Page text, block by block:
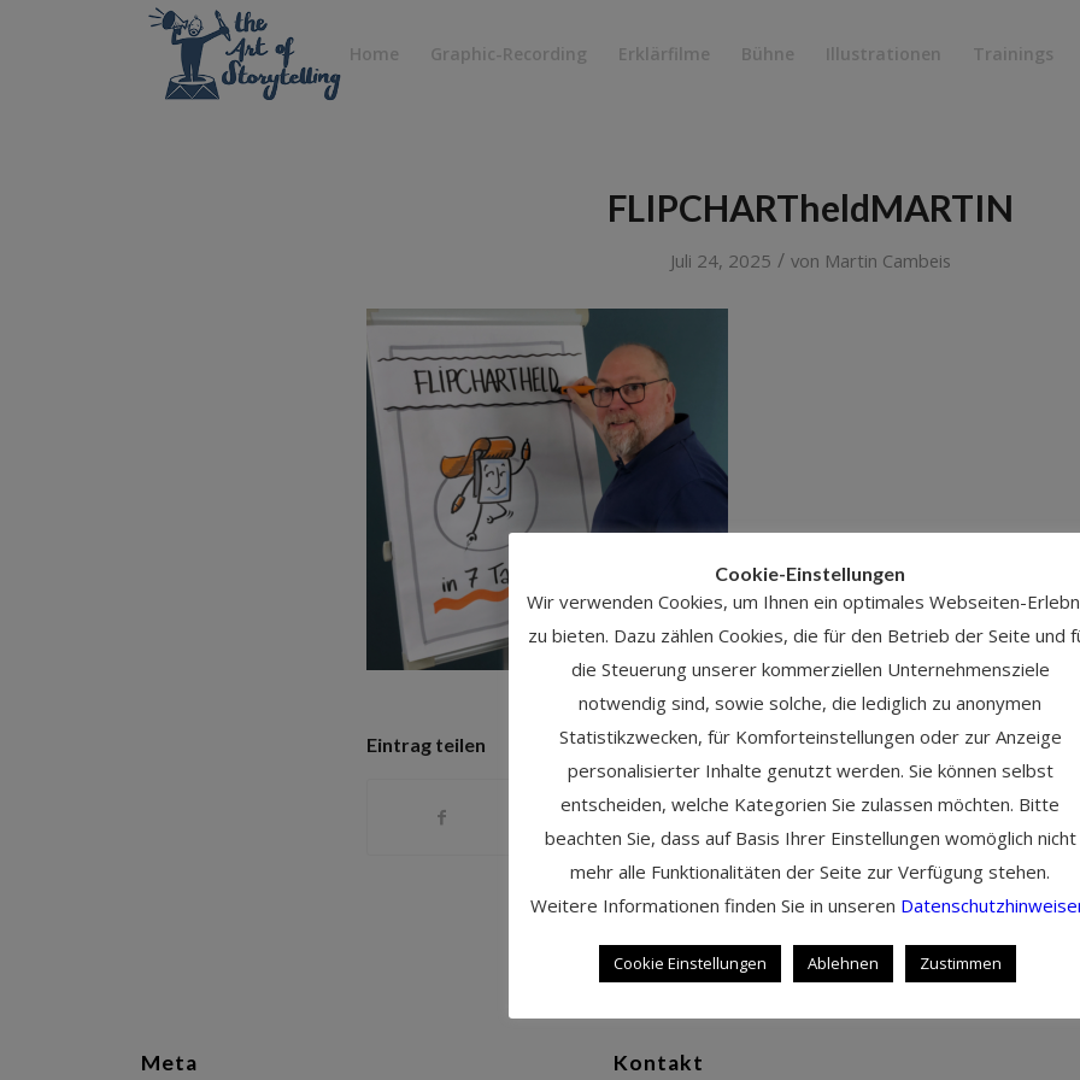
Home Graphic-Recording Erklärfilme Bühne Illustrationen Trainings
FLIPCHARTheldMARTIN
Juli 24, 2025 / von Martin Cambeis
Eintrag teilen
Meta Kontakt
Cookie-Einstellungen
Wir verwenden Cookies, um Ihnen ein optimales Webseiten-
zu bieten. Dazu zählen Cookies, die für den Betrieb der Seite und
die Steuerung unserer kommerziellen Unternehmensziele
notwendig sind, sowie solche, die lediglich zu anonymen
Statistikzwecken, für Komforteinstellungen oder zur Anzeige
personalisierter Inhalte genutzt werden. Sie können selbst
entscheiden, welche Kategorien Sie zulassen möchten. Bitte
beachten Sie, dass auf Basis Ihrer Einstellungen womöglich nicht
mehr alle Funktionalitäten der Seite zur Verfügung stehen.
Weitere Informationen finden Sie in unseren
Cookie Einstellungen Ablehnen Zustimmen